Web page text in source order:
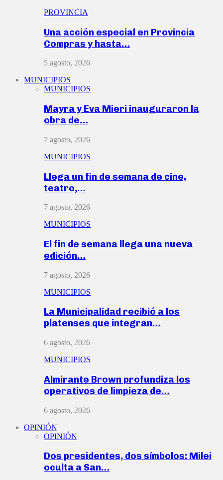
PROVINCIA
Una acción especial en Provincia
Compras y hasta…
5 agosto, 2026
MUNICIPIOS
MUNICIPIOS
Mayra y Eva Mieri inauguraron la
obra de…
7 agosto, 2026
MUNICIPIOS
Llega un fin de semana de cine,
teatro,…
7 agosto, 2026
MUNICIPIOS
El fin de semana llega una nueva
edición…
7 agosto, 2026
MUNICIPIOS
La Municipalidad recibió a los
platenses que integran…
6 agosto, 2026
MUNICIPIOS
Almirante Brown profundiza los
operativos de limpieza de…
6 agosto, 2026
OPINIÓN
OPINIÓN
Dos presidentes, dos símbolos: Milei
oculta a San…